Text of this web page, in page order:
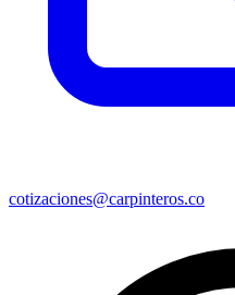
cotizaciones@carpinteros.co